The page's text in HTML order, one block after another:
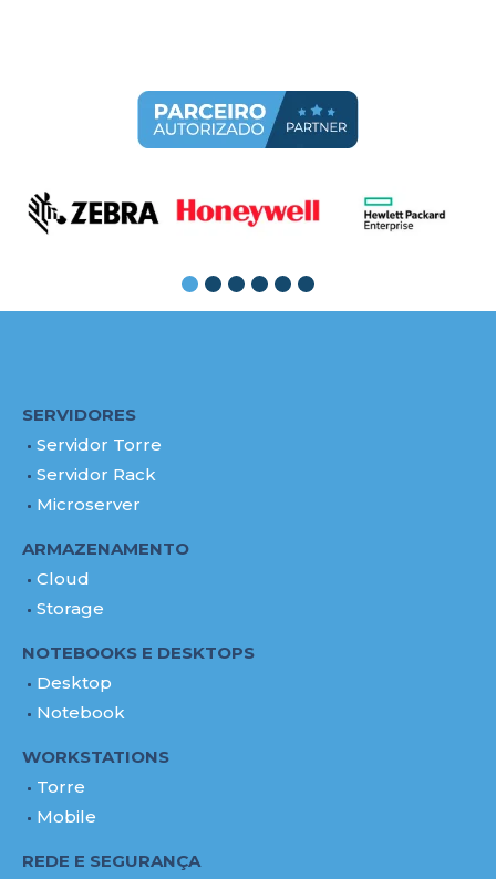
SERVIDORES
Servidor Torre
Servidor Rack
Microserver
ARMAZENAMENTO
Cloud
Storage
NOTEBOOKS E DESKTOPS
Desktop
Notebook
WORKSTATIONS
Torre
Mobile
REDE E SEGURANÇA